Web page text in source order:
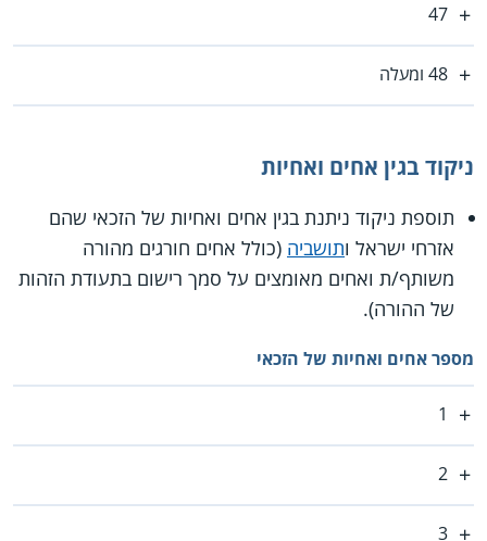
47
48 ומעלה
ניקוד בגין אחים ואחיות
תוספת ניקוד ניתנת בגין אחים ואחיות של הזכאי שהם
אזרחי ישראל ותושביה (כולל אחים חורגים מהורה
משותף/ת ואחים מאומצים על סמך רישום בתעודת הזהות
של ההורה).
מספר אחים ואחיות של הזכאי
1
2
3